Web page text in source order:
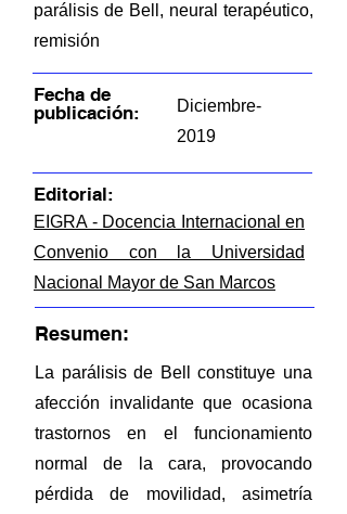
parálisis de Bell, neural terapéutico,
remisión
Fecha de
publicación:
Diciembre-
2019
Editorial:
EIGRA - Docencia Internacional en
Convenio con la Universidad
Nacional Mayor de San Marcos
Resumen:
La parálisis de Bell constituye una
afección invalidante que ocasiona
trastornos en el funcionamiento
normal de la cara, provocando
pérdida de movilidad, asimetría